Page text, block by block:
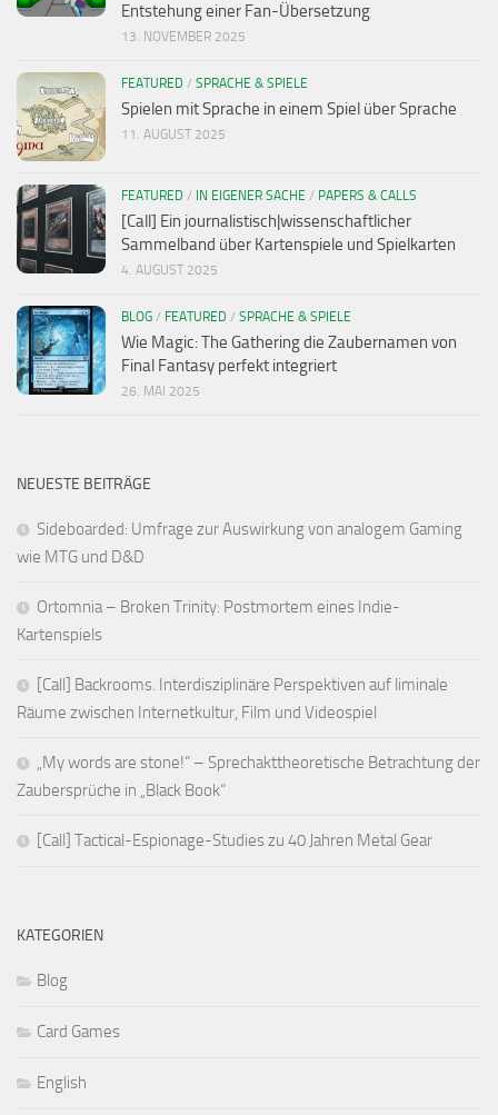
Entstehung einer Fan-Übersetzung
13. NOVEMBER 2025
FEATURED / SPRACHE & SPIELE
Spielen mit Sprache in einem Spiel über Sprache
11. AUGUST 2025
FEATURED / IN EIGENER SACHE / PAPERS & CALLS
[Call] Ein journalistisch|wissenschaftlicher
Sammelband über Kartenspiele und Spielkarten
4. AUGUST 2025
BLOG / FEATURED / SPRACHE & SPIELE
Wie Magic: The Gathering die Zaubernamen von
Final Fantasy perfekt integriert
26. MAI 2025
NEUESTE BEITRÄGE
Sideboarded: Umfrage zur Auswirkung von analogem Gaming
wie MTG und D&D
Ortomnia – Broken Trinity: Postmortem eines Indie-
Kartenspiels
[Call] Backrooms. Interdisziplinäre Perspektiven auf liminale
Räume zwischen Internetkultur, Film und Videospiel
„My words are stone!“ – Sprechakttheoretische Betrachtung der
Zaubersprüche in „Black Book“
[Call] Tactical-Espionage-Studies zu 40 Jahren Metal Gear
KATEGORIEN
Blog
Card Games
English